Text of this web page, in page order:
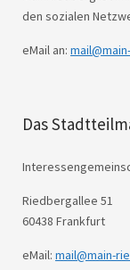
den sozialen
eMail an:
Das
Riedbergallee 51
60438 Frankfurt
eMail: mail@main-